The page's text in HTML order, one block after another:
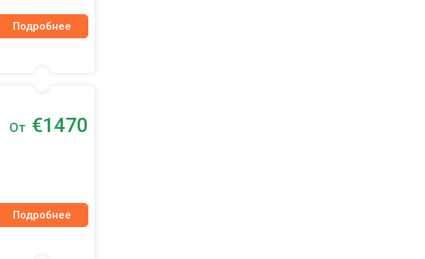
Подробнее
От €1470
Подробнее